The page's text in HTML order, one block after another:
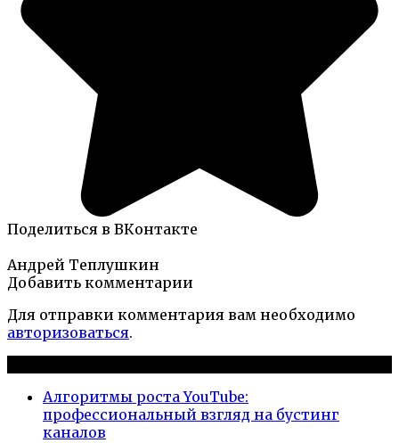
Поделиться в ВКонтакте
Андрей Теплушкин
Добавить комментарии
Для отправки комментария вам необходимо
авторизоваться.
Алгоритмы роста YouTube:
профессиональный взгляд на бустинг
каналов